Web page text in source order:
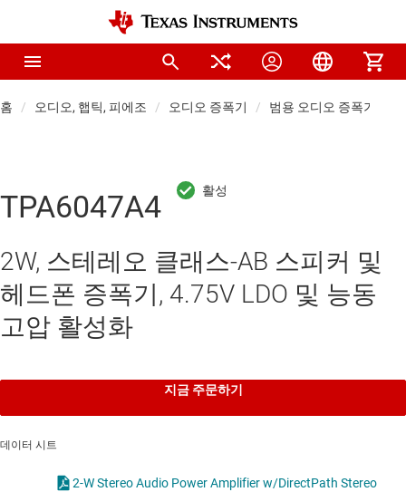
홈 오디오, 햅틱, 피에조 오디오 증폭기 범용 오디오 증폭기
TPA6047A4
2W, 스테레오 클래스-AB 스피커 및
헤드폰 증폭기, 4.75V LDO 및 능동
고압 활성화
지금 주문하기
데이터 시트
2-W Stereo Audio Power Amplifier w/DirectPath Stereo